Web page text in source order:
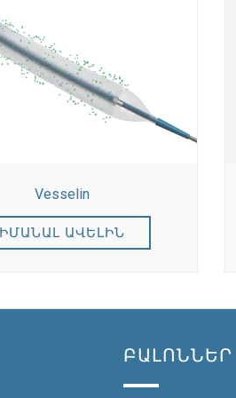
Vesselin
ԻՄԱՆԱԼ ԱՎԵԼԻՆ
ԲԱԼՈՆՆԵՐ